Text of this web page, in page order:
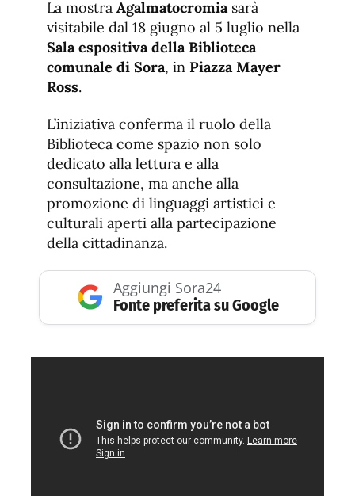
La mostra Agalmatocromia sarà
visitabile dal 18 giugno al 5 luglio nella
Sala espositiva della Biblioteca
comunale di Sora, in Piazza Mayer
Ross.
L’iniziativa conferma il ruolo della
Biblioteca come spazio non solo
dedicato alla lettura e alla
consultazione, ma anche alla
promozione di linguaggi artistici e
culturali aperti alla partecipazione
della cittadinanza.
Aggiungi Sora24
Fonte preferita su Google